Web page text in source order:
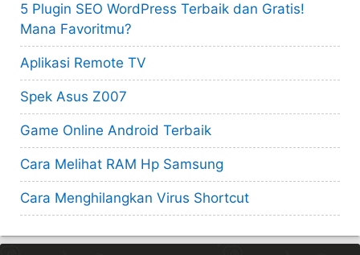
5 Plugin SEO WordPress Terbaik dan Gratis!
Mana Favoritmu?
Aplikasi Remote TV
Spek Asus Z007
Game Online Android Terbaik
Cara Melihat RAM Hp Samsung
Cara Menghilangkan Virus Shortcut